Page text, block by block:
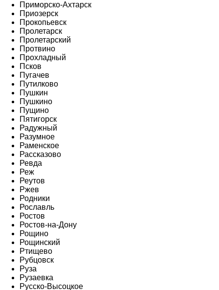
Приморско-Ахтарск
Приозерск
Прокопьевск
Пролетарск
Пролетарский
Протвино
Прохладный
Псков
Пугачев
Путилково
Пушкин
Пушкино
Пущино
Пятигорск
Радужный
Разумное
Раменское
Рассказово
Ревда
Реж
Реутов
Ржев
Родники
Рославль
Ростов
Ростов-на-Дону
Рощино
Рощинский
Ртищево
Рубцовск
Руза
Рузаевка
Русско-Высоцкое